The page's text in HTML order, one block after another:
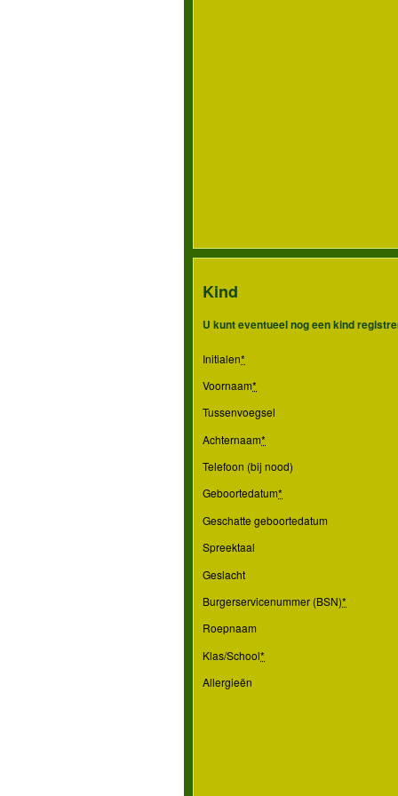
Kind
U kunt eventueel nog een kind
Initialen*
Voornaam*
Tussenvoegsel
Achternaam*
Telefoon (bij nood)
Geboortedatum*
Geschatte geboortedatum
Spreektaal
Geslacht
Burgerservicenummer (BSN)*
Roepnaam
Klas/School*
Allergieën